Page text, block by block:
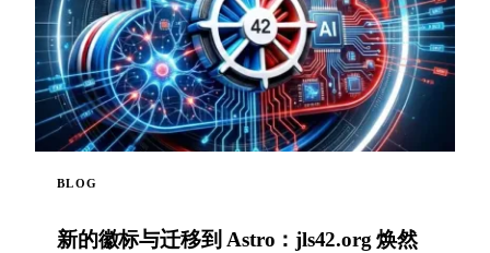
BLOG
新的徽标与迁移到 Astro：jls42.org 焕然